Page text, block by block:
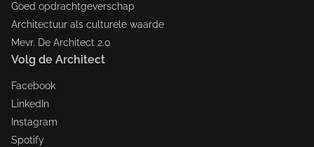
Goed opdrachtgeverschap
Architectuur als culturele waarde
Mevr. De Architect 2.0
Volg de Architect
Facebook
LinkedIn
Instagram
Spotify